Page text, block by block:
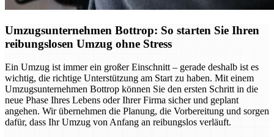
Umzugsunternehmen Bottrop: So starten Sie Ihren
reibungslosen Umzug ohne Stress
Ein Umzug ist immer ein großer Einschnitt – gerade deshalb ist es
wichtig, die richtige Unterstützung am Start zu haben. Mit einem
Umzugsunternehmen Bottrop können Sie den ersten Schritt in die
neue Phase Ihres Lebens oder Ihrer Firma sicher und geplant
angehen. Wir übernehmen die Planung, die Vorbereitung und sorgen
dafür, dass Ihr Umzug von Anfang an reibungslos verläuft.